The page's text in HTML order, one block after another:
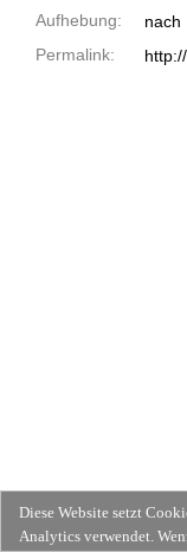
Aufhebung:
nach
Permalink:
Diese Website setzt
Analytics verwendet.